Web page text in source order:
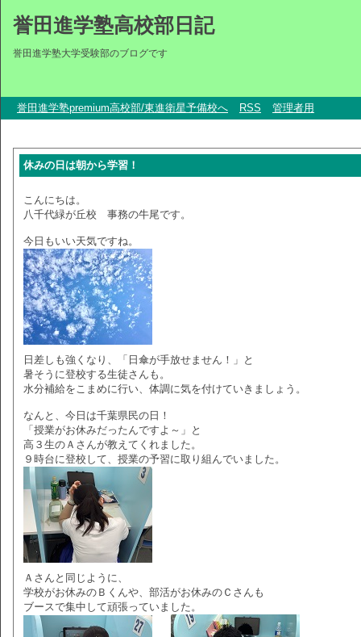
誉田進学塾高校部日記
誉田進学塾大学受験部のブログです
誉田進学塾premium高校部/東進衛星予備校へ RSS 管理者用
休みの日は朝から学習！
こんにちは。
八千代緑が丘校 事務の牛尾です。
今日もいい天気ですね。
日差しも強くなり、「日傘が手放せません！」と
暑そうに登校する生徒さんも。
水分補給をこまめに行い、体調に気を付けていきましょう。
なんと、今日は千葉県民の日！
「授業がお休みだったんですよ～」と
高３生のＡさんが教えてくれました。
９時台に登校して、授業の予習に取り組んでいました。
Ａさんと同じように、
学校がお休みのＢくんや、部活がお休みのＣさんも
ブースで集中して頑張っていました。